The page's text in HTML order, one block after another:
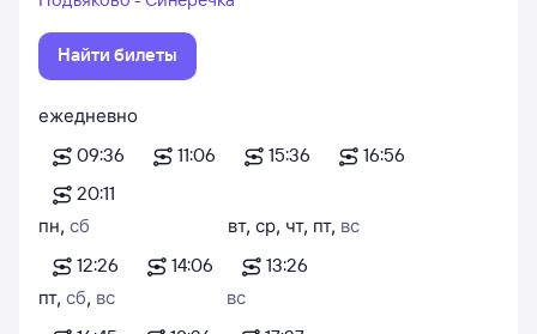
Найти билеты
ежедневно
09:36
11:06 15:36
16:56
20:11
пн, сб
12:26
14:06
вт, ср, чт, пт, вс
13:26
пт, сб, вс
вс